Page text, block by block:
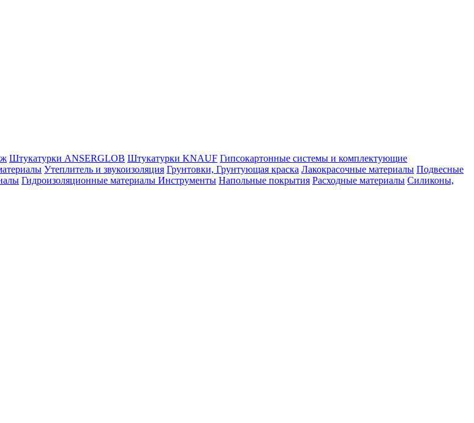
Штукатурки ANSERGLOB Штукатурки KNAUF Гипсокартонные системы и комплектующие
Утеплитель и звукоизоляция Грунтовки, Грунтующая краска Лакокрасочные материалы Подвесные
Гидроизоляционные материалы Инструменты Напольные покрытия Расходные материалы Силиконы,